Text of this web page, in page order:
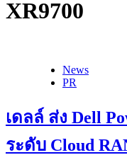
XR9700
News
PR
เดลล์ ส่ง Dell
ระดับ Cloud